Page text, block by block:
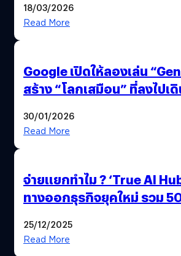
18/03/2026
Read More
Google เปิดให้ลองเล่น
สร้าง “โลกเสมือน” ที่ลงไปเ
30/01/2026
Read More
จ่ายแยกทำไม ? ‘True AI
ทางออกธุรกิจยุคใหม่ รวม
25/12/2025
Read More